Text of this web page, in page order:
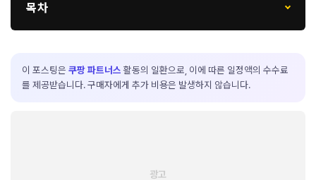
목차
이 포스팅은 쿠팡 파트너스 활동의 일환으로, 이에 따른 일정액의 수수료
를 제공받습니다. 구매자에게 추가 비용은 발생하지 않습니다.